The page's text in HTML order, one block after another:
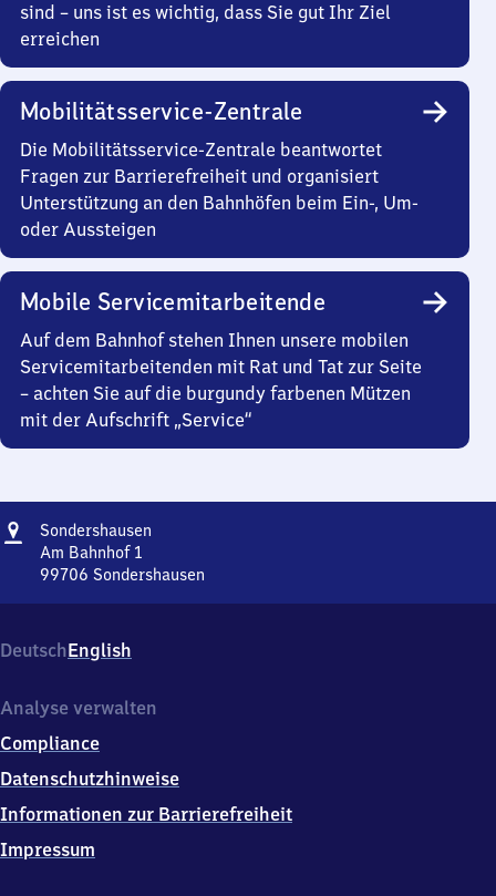
sind – uns ist es wichtig, dass Sie gut Ihr Ziel
erreichen
Mobilitätsservice-Zentrale
Die Mobilitätsservice-Zentrale beantwortet
Fragen zur Barrierefreiheit und organisiert
Unterstützung an den Bahnhöfen beim Ein-, Um-
oder Aussteigen
Mobile Servicemitarbeitende
Auf dem Bahnhof stehen Ihnen unsere mobilen
Servicemitarbeitenden mit Rat und Tat zur Seite
– achten Sie auf die burgundy farbenen Mützen
mit der Aufschrift „Service“
Adresse
Sondershausen
Am Bahnhof 1
99706 Sondershausen
Bahnhof
1,
9
0
6
DeutschEnglish
Analyse verwalten
Compliance
Datenschutzhinweise
Informationen zur Barrierefreiheit
Impressum